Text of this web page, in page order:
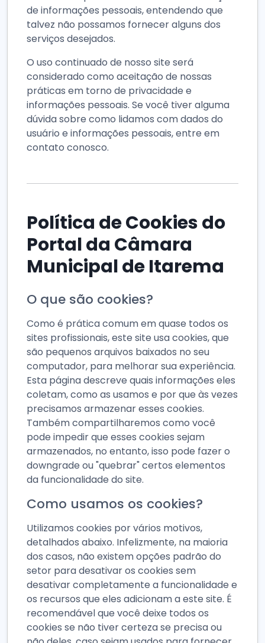
de informações pessoais, entendendo que
talvez não possamos fornecer alguns dos
serviços desejados.
O uso continuado de nosso site será
considerado como aceitação de nossas
práticas em torno de privacidade e
informações pessoais. Se você tiver alguma
dúvida sobre como lidamos com dados do
usuário e informações pessoais, entre em
contato conosco.
Política de Cookies do
Portal da Câmara
Municipal de Itarema
O que são cookies?
Como é prática comum em quase todos os
sites profissionais, este site usa cookies, que
são pequenos arquivos baixados no seu
computador, para melhorar sua experiência.
Esta página descreve quais informações eles
coletam, como as usamos e por que às vezes
precisamos armazenar esses cookies.
Também compartilharemos como você
pode impedir que esses cookies sejam
armazenados, no entanto, isso pode fazer o
downgrade ou "quebrar" certos elementos
da funcionalidade do site.
Como usamos os cookies?
Utilizamos cookies por vários motivos,
detalhados abaixo. Infelizmente, na maioria
dos casos, não existem opções padrão do
setor para desativar os cookies sem
desativar completamente a funcionalidade e
os recursos que eles adicionam a este site. É
recomendável que você deixe todos os
cookies se não tiver certeza se precisa ou